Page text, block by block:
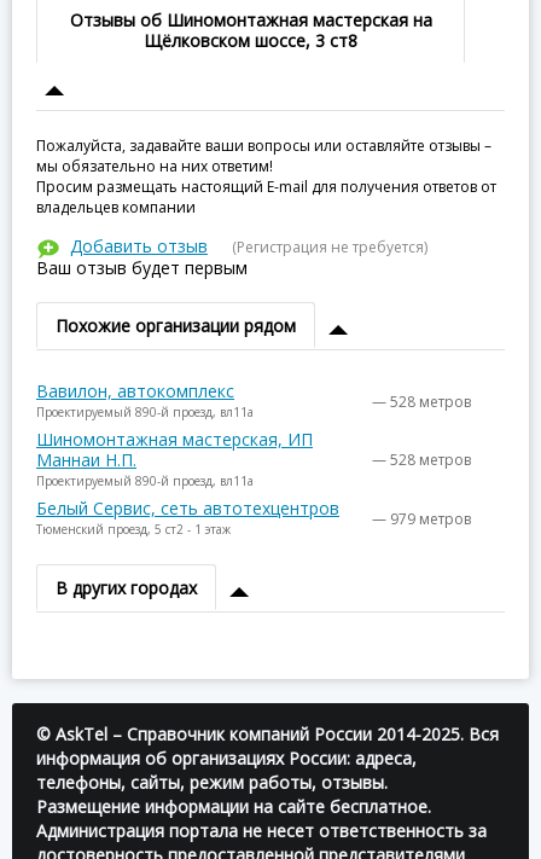
Отзывы об Шиномонтажная мастерская на
Щёлковском шоссе, 3 ст8
Пожалуйста, задавайте ваши вопросы или оставляйте отзывы –
мы обязательно на них ответим!
Просим размещать настоящий E-mail для получения ответов от
владельцев компании
Добавить отзыв (Регистрация не требуется)
Ваш отзыв будет первым
Похожие организации рядом
Вавилон, автокомплекс
Проектируемый 890-й проезд, вл11а — 528 метров
Шиномонтажная мастерская, ИП
Маннаи Н.П.
Проектируемый 890-й проезд, вл11а
— 528 метров
Белый Сервис, сеть автотехцентров
Тюменский проезд, 5 ст2 - 1 этаж — 979 метров
В других городах
© AskTel – Справочник компаний России 2014-2025. Вся
информация об организациях России: адреса,
телефоны, сайты, режим работы, отзывы.
Размещение информации на сайте бесплатное.
Администрация портала не несет ответственность за